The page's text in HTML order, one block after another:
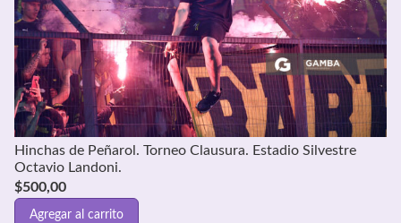
Hinchas de Peñarol. Torneo Clausura. Estadio Silvestre
Octavio Landoni.
$500,00
Agregar al carrito